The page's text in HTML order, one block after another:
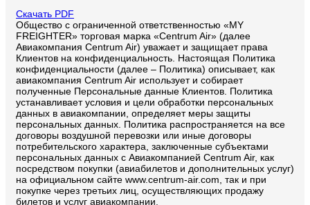
Скачать PDF
Общество с ограниченной ответственностью «MY
FREIGHTER» торговая марка «Centrum Air» (далее
Авиакомпания Centrum Air) уважает и защищает права
Клиентов на конфиденциальность. Настоящая Политика
конфиденциальности (далее – Политика) описывает, как
авиакомпания Centrum Air использует и собирает
полученные Персональные данные Клиентов. Политика
устанавливает условия и цели обработки персональных
данных в авиакомпании, определяет меры защиты
персональных данных. Политика распространяется на все
договоры воздушной перевозки или иные договоры
потребительского характера, заключенные субъектами
персональных данных с Авиакомпанией Centrum Air, как
посредством покупки (авиабилетов и дополнительных услуг)
на официальном сайте www.centrum-air.com, так и при
покупке через третьих лиц, осуществляющих продажу
билетов и услуг авиакомпании.